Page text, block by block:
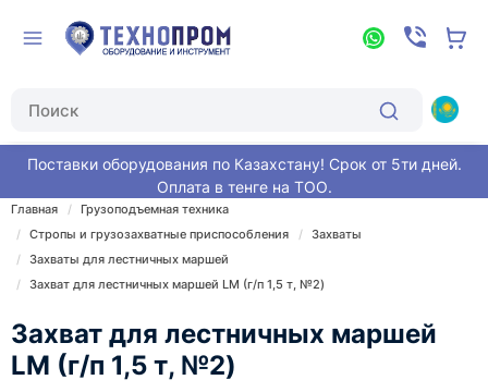
Поставки оборудования по Казахстану! Срок от 5ти дней.
Оплата в тенге на ТОО.
Главная
Грузоподъемная техника
Стропы и грузозахватные приспособления
Захваты
Захваты для лестничных маршей
Захват для лестничных маршей LM (г/п 1,5 т, №2)
Захват для лестничных маршей
LM (г/п 1,5 т, №2)